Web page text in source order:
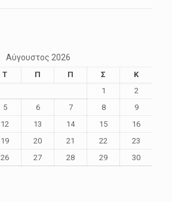
Αύγουστος 2026
Τ Π Π Σ
Κ
1
2
5 6 7 8
9
12 13 14 15
16
19 20 21 22
23
26 27 28 29
30